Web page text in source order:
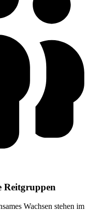
Reitgruppen
Wachsen stehen im